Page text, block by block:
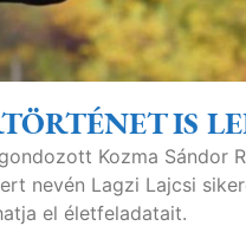
IS
Kozma Sándor
nevén Lagzi Lajcsi
el életfeladatait.​